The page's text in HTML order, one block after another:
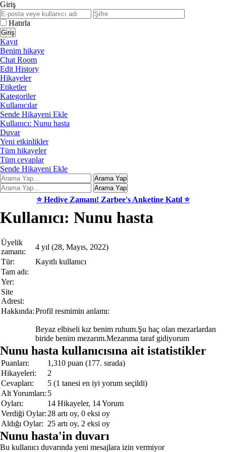
Giriş
Hatırla
Kayıt
Benim hikaye
Chat Room
Edit History
Hikayeler
Etiketler
Kategoriler
Kullanıcılar
Sende Hikayeni Ekle
Kullanıcı: Nunu hasta
Duvar
Yeni etkinlikler
Tüm hikayeler
Tüm cevaplar
Sende Hikayeni Ekle
⭐ Hediye Zamanı! Zarbee's Anketine Katıl ⭐
Kullanıcı: Nunu hasta
Üyelik
zamanı:
4 yıl (28, Mayıs, 2022)
Tür:
Kayıtlı kullanıcı
Tam adı:
Yer:
Site
Adresi:
Hakkında:Profil resmimin anlamı:
Beyaz elbiseli kız benim ruhum.Şu haç olan mezarlardan
biride benim mezarım.Mezarıma taraf gidiyorum
Nunu hasta kullanıcısına ait istatistikler
Puanları: 1,310 puan (177. sırada)
Hikayeleri:
2
Cevapları:
5 (1 tanesi en iyi yorum seçildi)
Alt Yorumları: 5
Oyları:
14 Hikayeler, 14Yorum
Verdiği Oylar: 28 artı oy, 0 eksi oy
Aldığı Oylar: 25 artı oy, 2 eksi oy
Nunu hasta'in duvarı
Bu kullanıcı duvarında yeni mesajlara izin vermiyor